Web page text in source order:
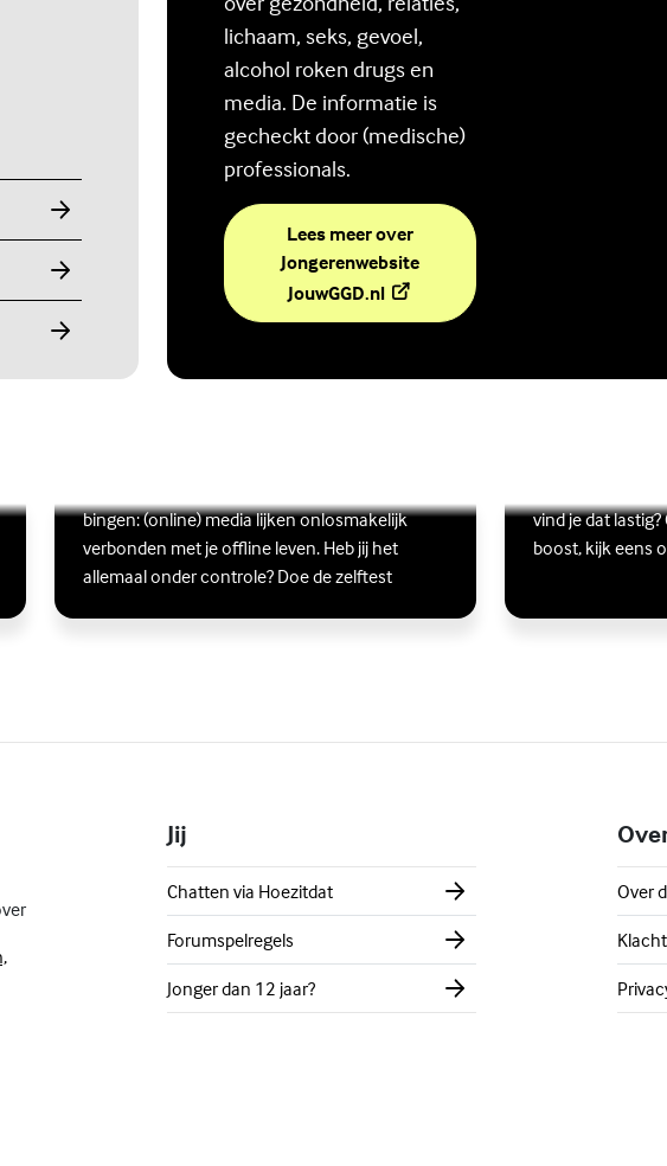
lichaam, seks, gevoel,
alcohol roken drugs en
media. De informatie is
gecheckt door (medische)
professionals.
Lees meer over
Jongerenwebsite
JouwGGD.nl(Externe link)
bingen: (online) media lijken onlosmakelijk
verbonden met je offline leven. Heb jij het
allemaal onder controle? Doe de zelftest
Lees meer over Ben jij digitaal in balans?
(Externe link)
vind je dat
boost, kijk eens
Lees meer over
(Externe link)
Jij
Chatten via Hoezitdat
Forumspelregels
Jonger dan 12 jaar?
Over